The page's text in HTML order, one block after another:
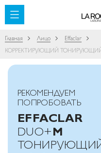
SKIP TO CONTENT
Главная Лицо
Effaclar
КОРРЕКТИРУЮЩИЙ
РЕКОМЕНДУЕМ
ПОПРОБОВАТЬ
EFFACLAR
DUO+M